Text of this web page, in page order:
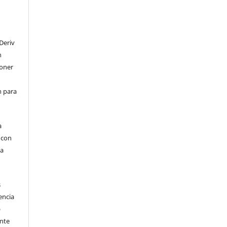
para